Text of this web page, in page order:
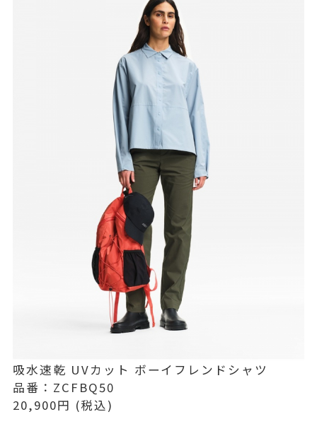
吸水速乾 UVカット ボーイフレンドシャツ
品番：ZCFBQ50
20,900円 (税込)